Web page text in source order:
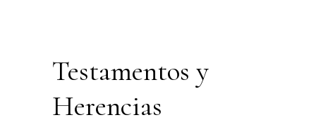
Testamentos y
Herencias